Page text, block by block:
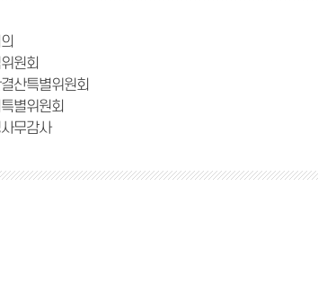
원회
산특별위원회
별위원회
무감사